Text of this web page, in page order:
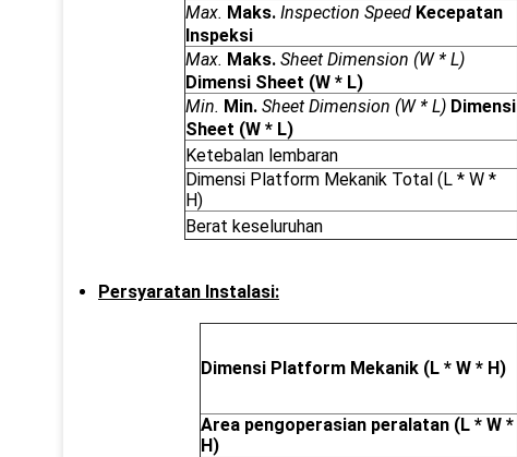
Max. Maks. Inspection Speed Kecepatan
Inspeksi
Max. Maks. Sheet Dimension (W * L)
Dimensi Sheet (W * L)
Min. Min. Sheet Dimension (W * L) Dimensi
Sheet (W * L)
Ketebalan lembaran
Dimensi Platform Mekanik Total (L * W *
H)
Berat keseluruhan
Persyaratan Instalasi:
Dimensi Platform Mekanik (L * W * H)
Area pengoperasian peralatan (L * W *
H)